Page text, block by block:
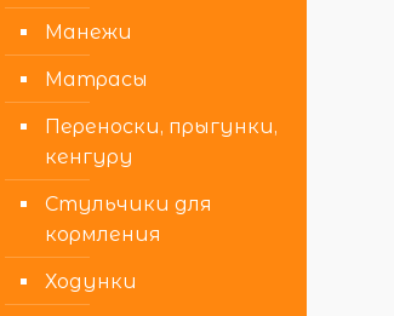
Манежи
Матрасы
Переноски, прыгунки,
кенгуру
Стульчики для
кормления
Ходунки